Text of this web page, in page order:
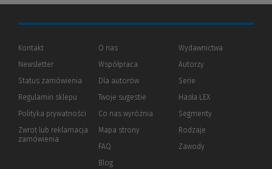
Kontakt
Newsletter
Status zamówienia
Regulamin sklepu
Polityka prywatności (Nowe
(Link
innej
Zwrot lub reklamacja
zamówienia
O nas
Współpraca
Dla autorów(Nowe
(Link
innej
Twoje sugestie
Co nas wyróżnia
Mapa strony
FAQ
Blog
Wydawnictwa
Autorzy
Serie
Hasła LEX
Segmenty
Rodzaje
Zawody